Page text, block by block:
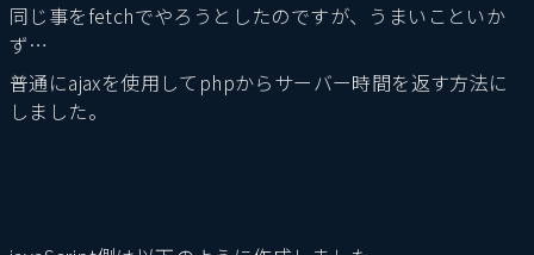
同じ事をfetchでやろうとしたのですが、うまいこといか
ず…
普通にajaxを使用してphpからサーバー時間を返す方法に
しました。